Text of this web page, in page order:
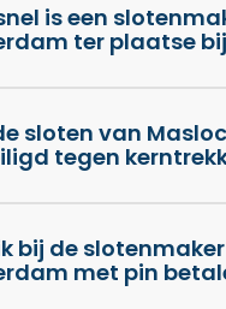
is een
ter plaatse
sloten van
tegen
bij de
met pin